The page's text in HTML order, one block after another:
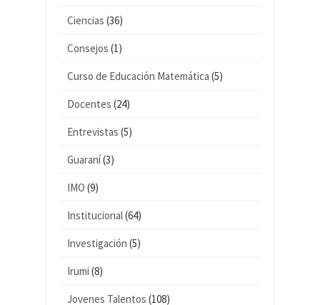
Ciencias (36)
Consejos (1)
Curso de Educación Matemática (5)
Docentes (24)
Entrevistas (5)
Guaraní(3)
IMO (9)
Institucional(64)
Investigación (5)
Irumi (8)
Jovenes Talentos (108)